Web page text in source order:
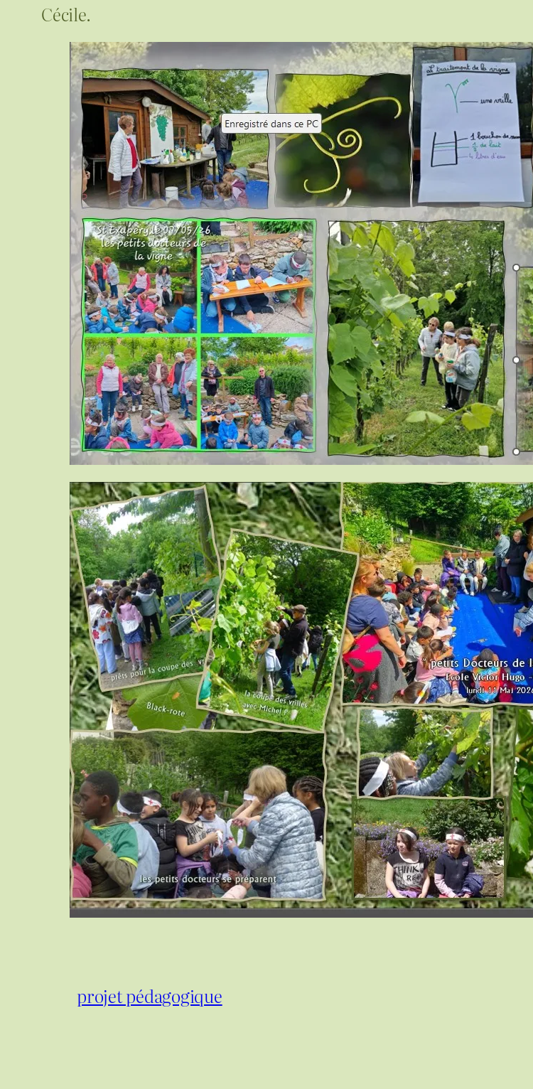
Cécile.
projet pédagogique